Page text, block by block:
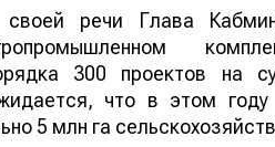
речи Глава
300 проектов на
что в этом году
5 млн га